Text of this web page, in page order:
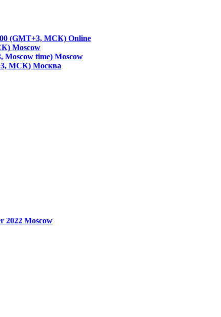
(GMT+3, МСК) Online
Moscow
Moscow time) Moscow
МСК) Москва
2022 Moscow